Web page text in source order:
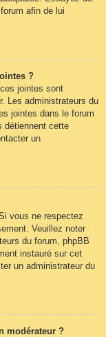
afin de lui
?
jointes sont
Les administrateurs du
jointes dans le forum
détiennent cette
un
vous ne respectez
Veuillez noter
du forum, phpBB
instauré sur cet
un administrateur du
modérateur ?